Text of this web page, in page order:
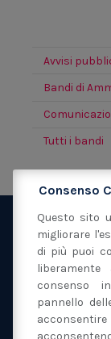
Avvisi
Bandi di
Tutti i bandi
Fondazione
Consenso
Questo sito
migliorare
di più puoi
consenso
pannello